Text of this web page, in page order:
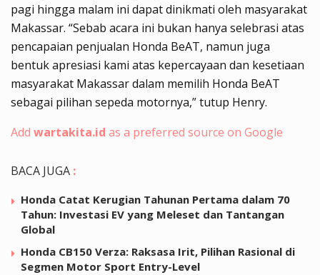
pagi hingga malam ini dapat dinikmati oleh masyarakat
Makassar. “Sebab acara ini bukan hanya selebrasi atas
pencapaian penjualan Honda BeAT, namun juga
bentuk apresiasi kami atas kepercayaan dan kesetiaan
masyarakat Makassar dalam memilih Honda BeAT
sebagai pilihan sepeda motornya,” tutup Henry.
Add wartakita.id as a preferred source on Google
BACA JUGA :
Honda Catat Kerugian Tahunan Pertama dalam 70
Tahun: Investasi EV yang Meleset dan Tantangan
Global
Honda CB150 Verza: Raksasa Irit, Pilihan Rasional di
Segmen Motor Sport Entry-Level